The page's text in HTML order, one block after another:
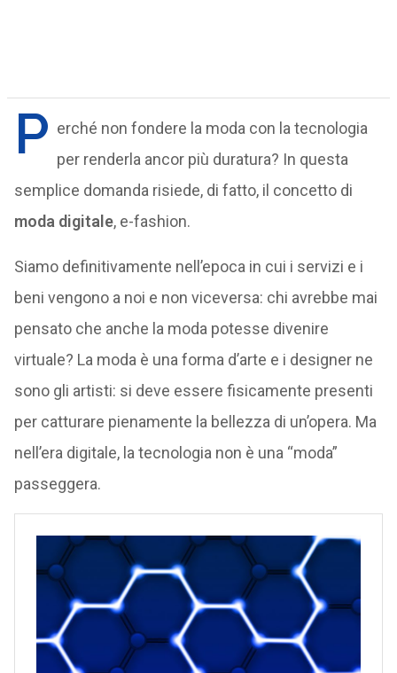
P erché non fondere la moda con la tecnologia
per renderla ancor più duratura? In questa
semplice domanda risiede, di fatto, il concetto di
moda digitale, e-fashion.
Siamo definitivamente nell’epoca in cui i servizi e i
beni vengono a noi e non viceversa: chi avrebbe mai
pensato che anche la moda potesse divenire
virtuale? La moda è una forma d’arte e i designer ne
sono gli artisti: si deve essere fisicamente presenti
per catturare pienamente la bellezza di un’opera. Ma
nell’era digitale, la tecnologia non è una “moda”
passeggera.